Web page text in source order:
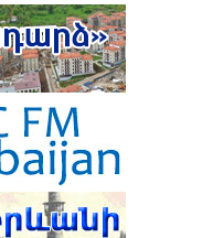
ԱՍԻԱՅԻ ԵՐԿՐՆԵՐԻ
ՀԻՄՆԱԿԱՆ
ՄԵԿՆ ԵՆ
ՀԵՏ
ՓԱՇԻՆՅԱՆ
Է